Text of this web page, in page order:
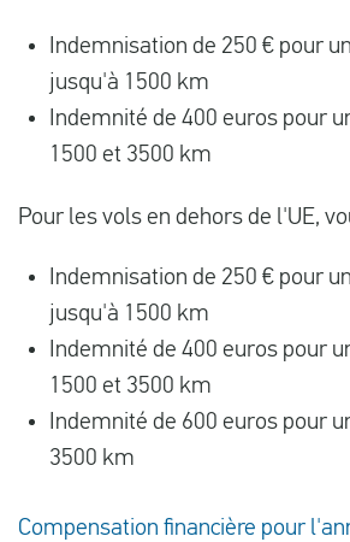
Indemnisation de 250 € pour
jusqu'à 1500 km
Indemnité de 400 euros pour
1500 et 3500 km
Pour les vols en dehors de l'UE,
Indemnisation de 250 € pour
jusqu'à 1500 km
Indemnité de 400 euros pour
1500 et 3500 km
Indemnité de 600 euros pour
3500 km
Compensation financière pour